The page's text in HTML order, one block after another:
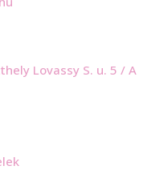
Lovassy S. u. 5 / A